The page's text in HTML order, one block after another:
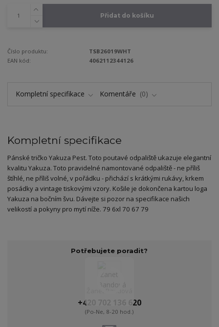
Přidat do košíku
Číslo produktu:
TSB26019WHT
EAN kód:
4062112344126
Kompletní specifikace Komentáře 0
Kompletní specifikace
Pánské tričko Yakuza Pest. Toto poutavé odpaliště ukazuje elegantní
kvalitu Yakuza. Toto pravidelné namontované odpaliště - ne příliš
štíhlé, ne příliš volné, v pořádku - přichází s krátkými rukávy, krkem
posádky a vintage tiskovými vzory. Košile je dokončena kartou loga
Yakuza na bočním švu. Dávejte si pozor na specifikace našich
velikostí a pokyny pro mytí níže. 79 6xl 70 67 79
Potřebujete poradit?
+420 702 136 620
(Po-Ne, 8-20 hod.)